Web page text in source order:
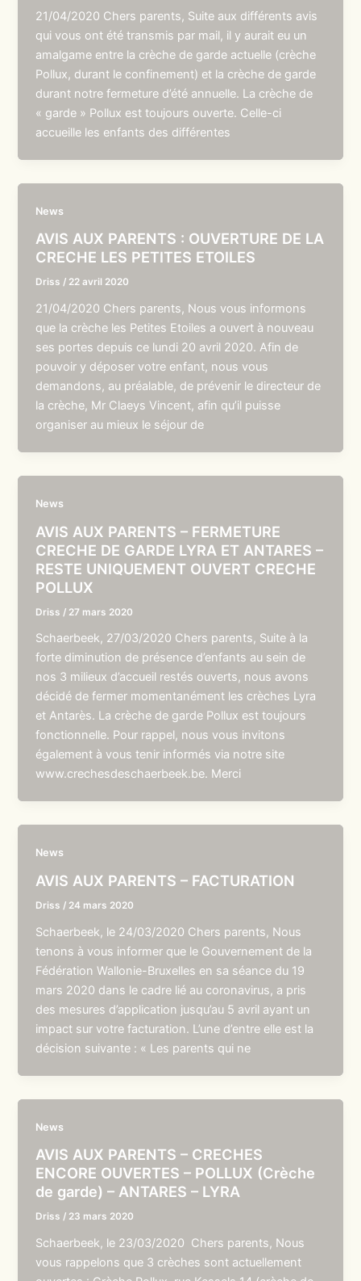
21/04/2020 Chers parents, Suite aux différents avis
qui vous ont été transmis par mail, il y aurait eu un
amalgame entre la crèche de garde actuelle (crèche
Pollux, durant le confinement) et la crèche de garde
durant notre fermeture d’été annuelle. La crèche de
« garde » Pollux est toujours ouverte. Celle-ci
accueille les enfants des différentes
News
AVIS AUX PARENTS : OUVERTURE DE LA
CRECHE LES PETITES ETOILES
Driss / 22 avril 2020
21/04/2020 Chers parents, Nous vous informons
que la crèche les Petites Etoiles a ouvert à nouveau
ses portes depuis ce lundi 20 avril 2020. Afin de
pouvoir y déposer votre enfant, nous vous
demandons, au préalable, de prévenir le directeur de
la crèche, Mr Claeys Vincent, afin qu’il puisse
organiser au mieux le séjour de
News
AVIS AUX PARENTS – FERMETURE
CRECHE DE GARDE LYRA ET ANTARES –
RESTE UNIQUEMENT OUVERT CRECHE
POLLUX
Driss / 27 mars 2020
Schaerbeek, 27/03/2020 Chers parents, Suite à la
forte diminution de présence d’enfants au sein de
nos 3 milieux d’accueil restés ouverts, nous avons
décidé de fermer momentanément les crèches Lyra
et Antarès. La crèche de garde Pollux est toujours
fonctionnelle. Pour rappel, nous vous invitons
également à vous tenir informés via notre site
www.crechesdeschaerbeek.be. Merci
News
AVIS AUX PARENTS – FACTURATION
Driss / 24 mars 2020
Schaerbeek, le 24/03/2020 Chers parents, Nous
tenons à vous informer que le Gouvernement de la
Fédération Wallonie-Bruxelles en sa séance du 19
mars 2020 dans le cadre lié au coronavirus, a pris
des mesures d’application jusqu’au 5 avril ayant un
impact sur votre facturation. L’une d’entre elle est la
décision suivante : « Les parents qui ne
News
AVIS AUX PARENTS – CRECHES
ENCORE OUVERTES – POLLUX (Crèche
de garde) – ANTARES – LYRA
Driss / 23 mars 2020
Schaerbeek, le 23/03/2020 Chers parents, Nous
vous rappelons que 3 crèches sont actuellement